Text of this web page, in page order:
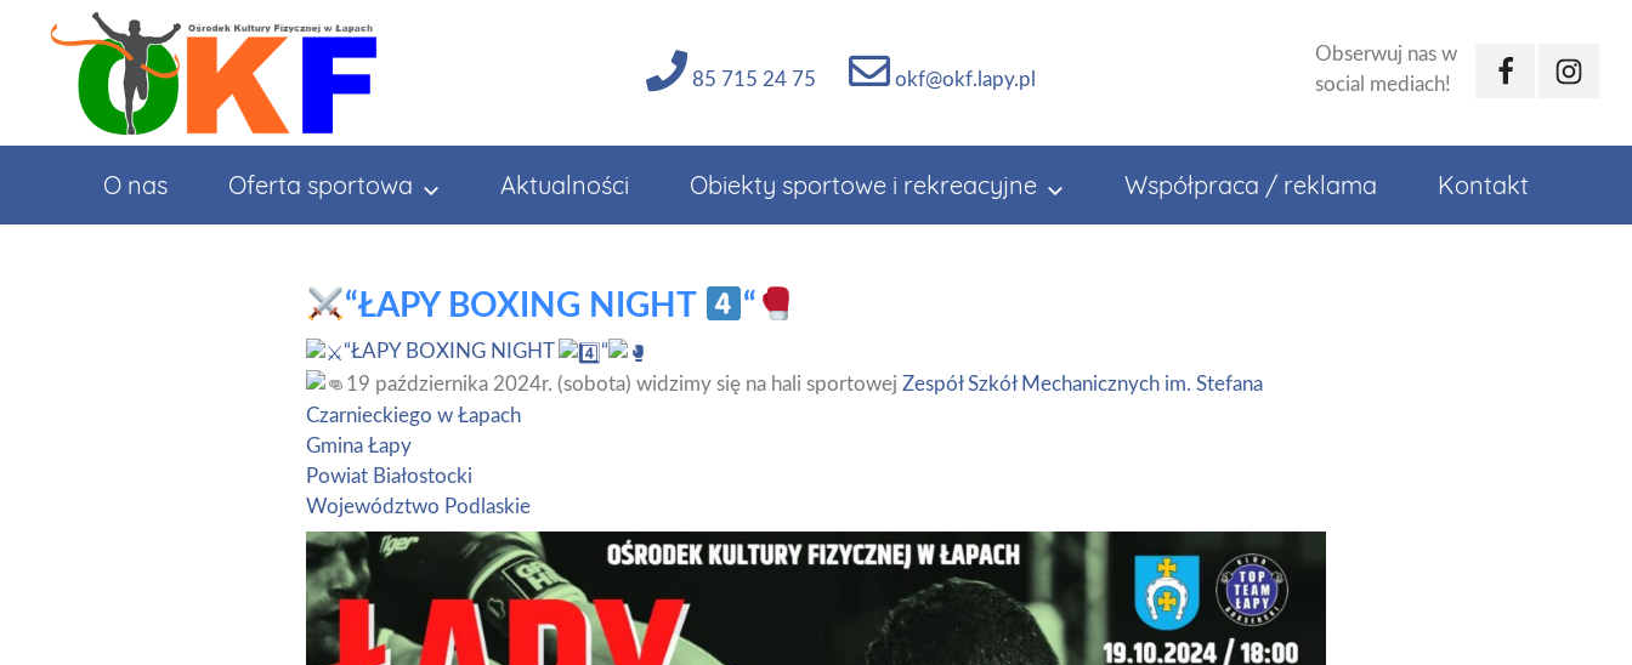
85 715 24 75 okf@okf.lapy.pl
Obserwuj nas w
social mediach!
Facebook
O nas Oferta sportowa Aktualności Obiekty sportowe i rekreacyjne Współpraca / reklama Kontakt
“ŁAPY BOXING NIGHT “
“ŁAPY BOXING NIGHT
“
19 października 2024r. (sobota) widzimy się na hali sportowej Zespół Szkół Mechanicznych im. Stefana
Czarnieckiego w Łapach
Gmina Łapy
Powiat Białostocki
Województwo Podlaskie